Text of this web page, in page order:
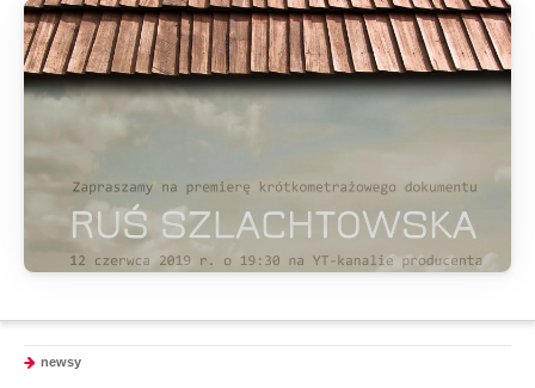
newsy